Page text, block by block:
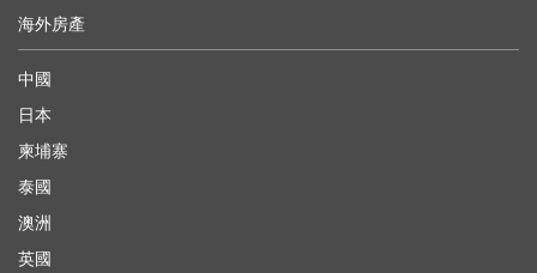
海外房產
中國
日本
柬埔寨
泰國
澳洲
英國